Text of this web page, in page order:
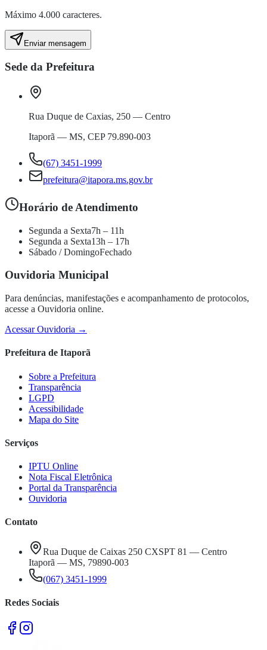
Máximo 4.000 caracteres.
Enviar mensagem
Sede da Prefeitura
Rua Duque de Caxias, 250 — Centro
Itaporã — MS, CEP 79.890-003
(67) 3451-1999
prefeitura@itapora.ms.gov.br
Horário de Atendimento
Segunda a Sexta7h – 11h
Segunda a Sexta13h – 17h
Sábado / DomingoFechado
Ouvidoria Municipal
Para denúncias, manifestações e acompanhamento de protocolos,
acesse a Ouvidoria online.
Acessar Ouvidoria →
Prefeitura de Itaporã
Sobre a Prefeitura
Transparência
LGPD
Acessibilidade
Mapa do Site
Serviços
IPTU Online
Nota Fiscal Eletrônica
Portal da Transparência
Ouvidoria
Contato
Rua Duque de Caixas 250 CXSPT 81 — Centro
Itaporã — MS, 79890-003
(067) 3451-1999
Redes Sociais